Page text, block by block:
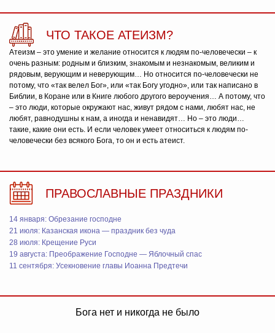
ЧТО ТАКОЕ АТЕИЗМ?
Атеизм – это умение и желание относится к людям по-человечески – к
очень разным: родным и близким, знакомым и незнакомым, великим и
рядовым, верующим и неверующим… Но относится по-человечески не
потому, что «так велел Бог», или «так Богу угодно», или так написано в
Библии, в Коране или в Книге любого другого вероучения… А потому, что
– это люди, которые окружают нас, живут рядом с нами, любят нас, не
любят, равнодушны к нам, а иногда и ненавидят… Но – это люди…
такие, какие они есть. И если человек умеет относиться к людям по-
человечески без всякого Бога, то он и есть атеист.
ПРАВОСЛАВНЫЕ ПРАЗДНИКИ
14 января: Обрезание господне
21 июля: Казанская икона — праздник без чуда
28 июля: Крещение Руси
19 августа: Преображение Господне — Яблочный спас
11 сентября: Усекновение главы Иоанна Предтечи
Бога нет и никогда не было